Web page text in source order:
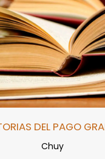
DEL PAGO
Chuy